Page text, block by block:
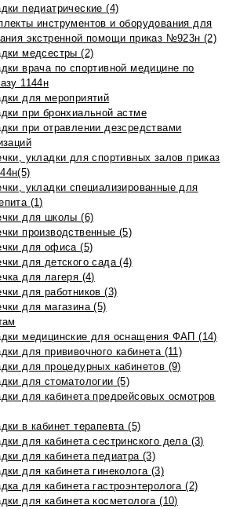
педиатрические (4)
инструментов и оборудования для
экстренной помощи приказ №923н (2)
медсестры (2)
врача по спортивной медицине по
1144н
для мероприятий
при бронхиальной астме
при отравлении дезсредствами
укладки для спортивных залов приказ
укладки специализированные для
(1)
для школы (6)
производственные (5)
для офиса (5)
для детского сада (4)
для лагеря (4)
для работников (3)
для магазина (5)
медицинские для оснащения ФАП (14)
для прививочного кабинета (11)
для процедурных кабинетов (9)
для стоматологии (5)
для кабинета предрейсовых осмотров
в кабинет терапевта (5)
для кабинета сестринского дела (3)
для кабинета педиатра (3)
для кабинета гинеколога (3)
для кабинета гастроэнтеролога (2)
для кабинета косметолога (10)